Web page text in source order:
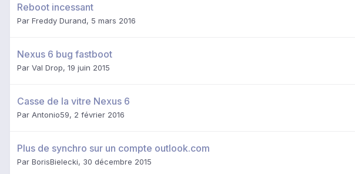
Reboot incessant
Par Freddy Durand, 5 mars 2016
Nexus 6 bug fastboot
Par Val Drop, 19 juin 2015
Casse de la vitre Nexus 6
Par Antonio59, 2 février 2016
Plus de synchro sur un compte outlook.com
Par BorisBielecki, 30 décembre 2015